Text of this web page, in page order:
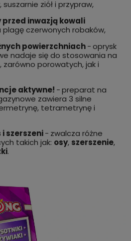
ziół i przypraw,
przed inwazją kowali
plagę czerwonych robaków,
powierzchniach-oprysk
nadaje się do stosowania na
zarówno porowatych, jak i
aktywne! -preparat na
zawiera 3 silne
tetrametrynę i
szerszeni- zwalcza różne
takich jak: osy, szerszenie,
.